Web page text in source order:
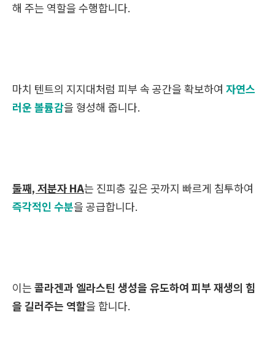
해 주는 역할을 수행합니다.
마치 텐트의 지지대처럼 피부 속 공간을 확보하여 자연스
러운 볼륨감을 형성해 줍니다.
둘째, 저분자 HA는 진피층 깊은 곳까지 빠르게 침투하여
즉각적인 수분을 공급합니다.
이는 콜라겐과 엘라스틴 생성을 유도하여 피부 재생의 힘
을 길러주는 역할을 합니다.